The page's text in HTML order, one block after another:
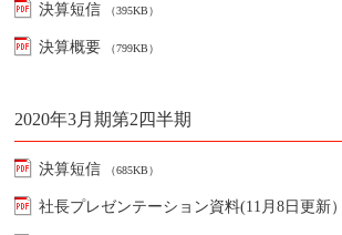
決算短信 （395KB）
決算概要 （799KB）
2020年3月期第2四半期
決算短信 （685KB）
社長プレゼンテーション資料(11月8日更新）